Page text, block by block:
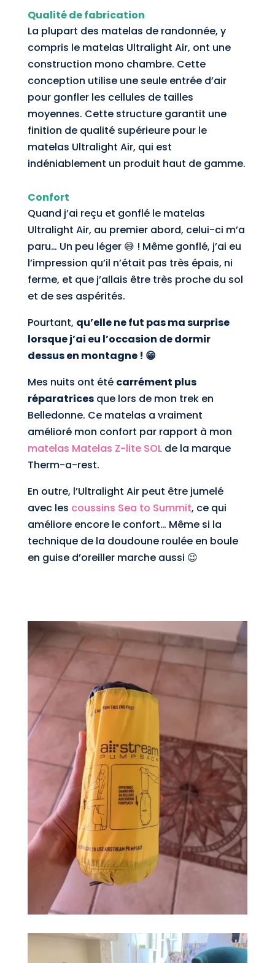
Qualité de fabrication
La plupart des matelas de randonnée, y
compris le matelas Ultralight Air, ont une
construction mono chambre. Cette
conception utilise une seule entrée d’air
pour gonfler les cellules de tailles
moyennes. Cette structure garantit une
finition de qualité supérieure pour le
matelas Ultralight Air, qui est
indéniablement un produit haut de gamme.
Confort
Quand j’ai reçu et gonflé le matelas
Ultralight Air, au premier abord, celui-ci m’a
paru… Un peu léger 😅 ! Même gonflé, j’ai eu
l’impression qu’il n’était pas très épais, ni
ferme, et que j’allais être très proche du sol
et de ses aspérités.
Pourtant, qu’elle ne fut pas ma surprise
lorsque j’ai eu l’occasion de dormir
dessus en montagne ! 😁
Mes nuits ont été carrément plus
réparatricesque lors de mon trek en
Belledonne. Ce matelas a vraiment
amélioré mon confort par rapport à mon
matelas Matelas Z-lite SOLde la marque
Therm-a-rest.
En outre, l’Ultralight Air peut être jumelé
avec les coussins Sea to Summit, ce qui
améliore encore le confort… Même si la
technique de la doudoune roulée en boule
en guise d’oreiller marche aussi 😉